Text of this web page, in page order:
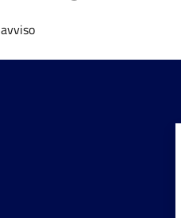
avviso